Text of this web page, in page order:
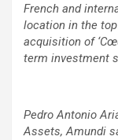
French and
location in the
acquisition of
term investment
Pedro Antonio
Assets, Amundi